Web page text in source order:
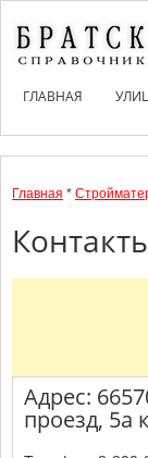
ГЛАВНАЯ
Главная *
Адрес:
проезд, 5а